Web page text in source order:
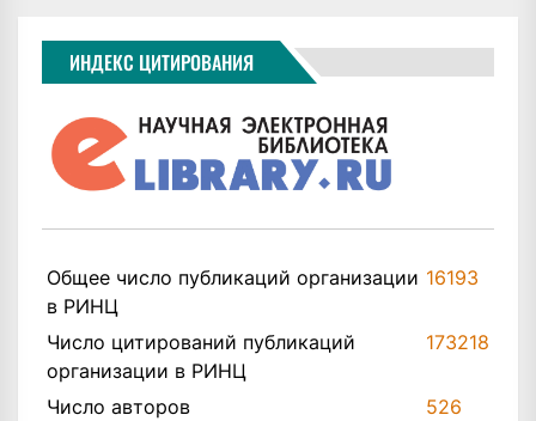
ИНДЕКС ЦИТИРОВАНИЯ
Общее число публикаций организации
в РИНЦ
16193
Число цитирований публикаций
организации в РИНЦ
173218
Число авторов
526